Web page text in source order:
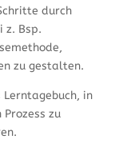
durch
z. Bsp.
zu gestalten.
in
zu